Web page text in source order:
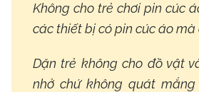
Không cho trẻ chơi pin cúc
các thiết bị có pin cúc áo mà
Dặn trẻ không cho đồ vật
nhở chứ không quát